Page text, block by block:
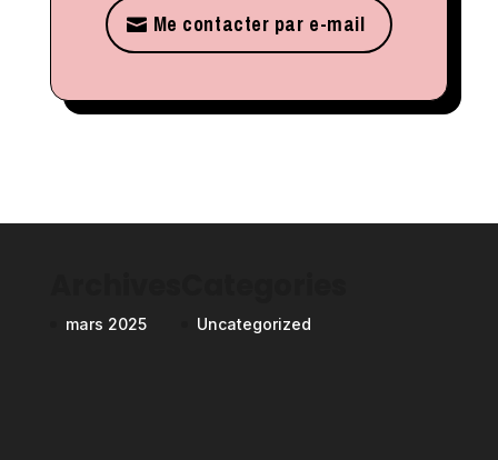
Me contacter par e-mail
mars 2025 Uncategorized